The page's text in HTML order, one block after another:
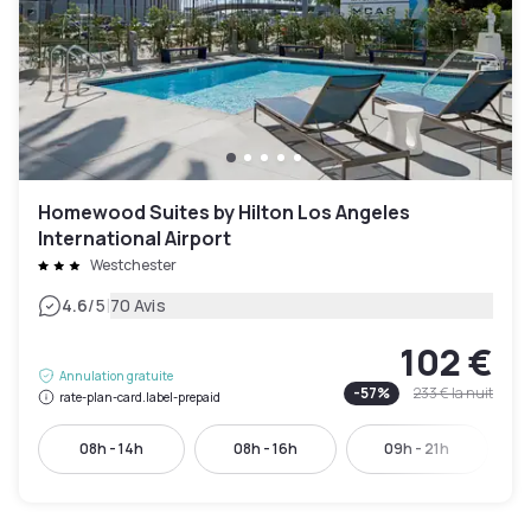
Homewood Suites by Hilton Los Angeles
International Airport
Westchester
4.6/5|70 Avis
Annulation gratuite
rate-plan-card.label-prepaid
102 €
-57% 233 €la nuit
08h - 14h 08h - 16h 09h - 21h